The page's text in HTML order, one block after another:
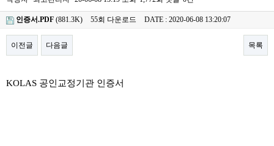
인증서.PDF (881.3K) 55회 다운로드 DATE : 2020-06-08 13:20:07
이전글 다음글 목록
KOLAS 공인교정기관 인증서